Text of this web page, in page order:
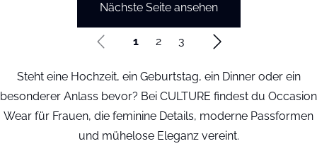
Nächste Seite ansehen
1 2 3
Steht eine Hochzeit, ein Geburtstag, ein Dinner oder ein
besonderer Anlass bevor? Bei CULTURE findest du Occasion
Wear für Frauen, die feminine Details, moderne Passformen
und mühelose Eleganz vereint.